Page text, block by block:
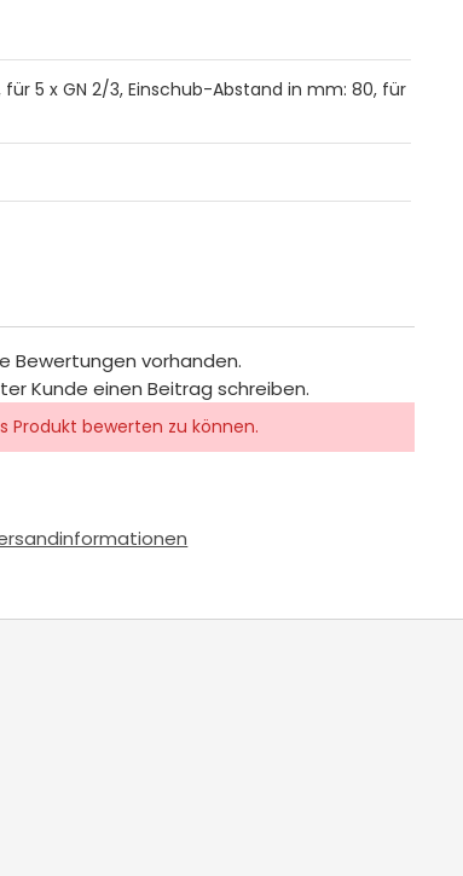
für 5 x GN 2/3, Einschub-Abstand in mm: 80, für
Bewertungen vorhanden.
Kunde einen Beitrag schreiben.
Produkt bewerten zu können.